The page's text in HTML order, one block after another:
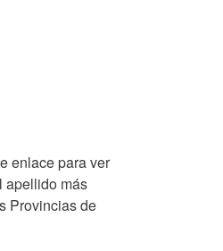
enlace para ver
apellido más
Provincias de